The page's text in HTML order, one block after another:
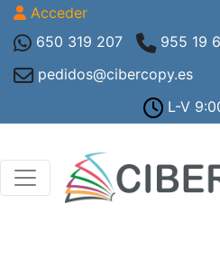
Acceder
650 319 207
955 19
pedidos@cibercopy.es
L-V